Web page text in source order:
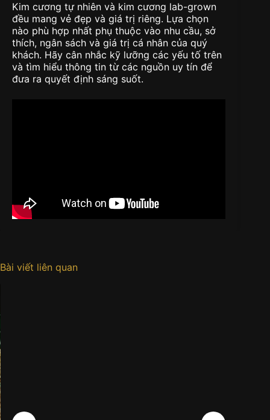
Kim cương tự nhiên và kim cương lab-grown
đều mang vẻ đẹp và giá trị riêng. Lựa chọn
nào phù hợp nhất phụ thuộc vào nhu cầu, sở
thích, ngân sách và giá trị cá nhân của quý
khách. Hãy cân nhắc kỹ lưỡng các yếu tố trên
và tìm hiểu thông tin từ các nguồn uy tín để
đưa ra quyết định sáng suốt.
Bài viết liên quan